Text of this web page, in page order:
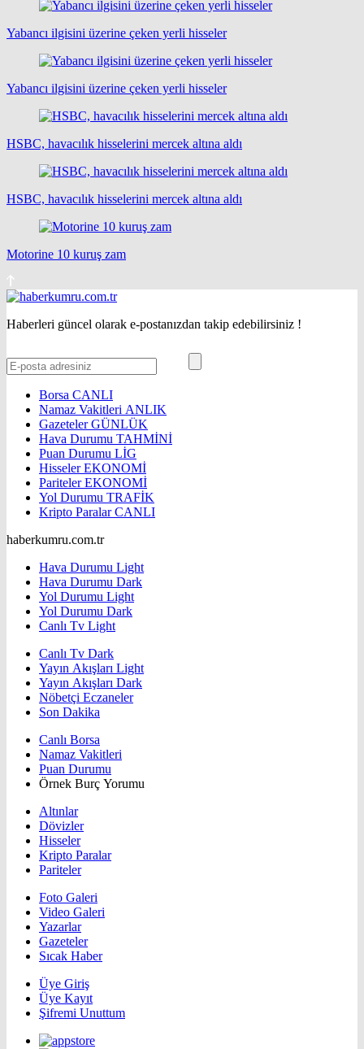
Yabancı ilgisini üzerine çeken yerli hisseler
Yabancı ilgisini üzerine çeken yerli hisseler
HSBC, havacılık hisselerini mercek altına aldı
HSBC, havacılık hisselerini mercek altına aldı
Motorine 10 kuruş zam
Haberleri güncel olarak e-postanızdan takip edebilirsiniz !
Borsa CANLI
Namaz Vakitleri ANLIK
GazetelerGÜNLÜK
Hava Durumu TAHMİNİ
Puan Durumu LİG
HisselerEKONOMİ
ParitelerEKONOMİ
Yol Durumu TRAFİK
Kripto ParalarCANLI
haberkumru.com.tr
Hava Durumu Light
Hava Durumu Dark
Yol Durumu Light
Yol Durumu Dark
Canlı Tv Light
Canlı Tv Dark
Yayın Akışları Light
Yayın Akışları Dark
Nöbetçi Eczaneler
Son Dakika
Canlı Borsa
Namaz Vakitleri
Puan Durumu
Örnek Burç Yorumu
Altınlar
Dövizler
Hisseler
Kripto Paralar
Pariteler
Foto Galeri
Video Galeri
Yazarlar
Gazeteler
Sıcak Haber
Üye Giriş
Üye Kayıt
Şifremi Unuttum